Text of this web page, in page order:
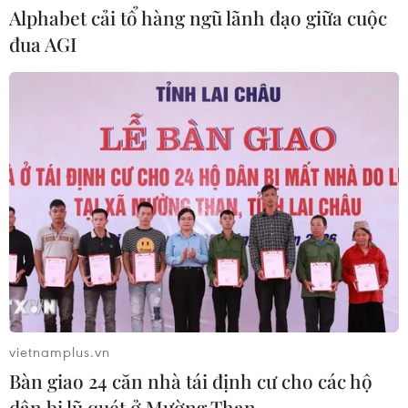
Xem thêm
CƠ QUAN CHỦ QUẢN: THÔNG TẤN XÃ VIỆT NAM
Tổng Biên tập: TRẦN TIẾN DUẨN
Phó Tổng Biên tập: NGUYỄN THỊ TÁM, KHÚC THANH
THỦY
Sở hữu trí tuệ
Quy định sử dụng
RSS
Hỗ trợ
Ngôn ngữ
Dịch vụ tin
Quảng cáo
Alphabet cải tổ hàng ngũ lãnh đạo giữa cuộc
đua AGI
vietnamplus.vn
Bàn giao 24 căn nhà tái định cư cho các hộ